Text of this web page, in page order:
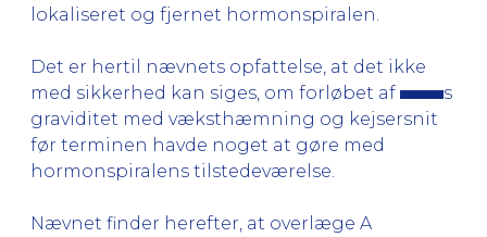
lokaliseret og fjernet hormonspiralen.
Det er hertil nævnets opfattelse, at det ikke
med sikkerhed kan siges, om forløbet af
s
graviditet med væksthæmning og kejsersnit
før terminen havde noget at gøre med
hormonspiralens tilstedeværelse.
Nævnet finder herefter, at overlæge A